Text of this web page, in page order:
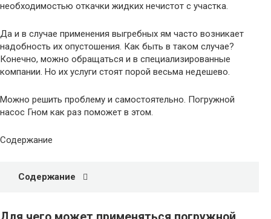
необходимостью откачки жидких нечистот с участка.
Да и в случае применения выгребных ям часто возникает
надобность их опустошения. Как быть в таком случае?
Конечно, можно обращаться и в специализированные
компании. Но их услуги стоят порой весьма недешево.
Можно решить проблему и самостоятельно. Погружной
насос Гном как раз поможет в этом.
Содержание
Содержание